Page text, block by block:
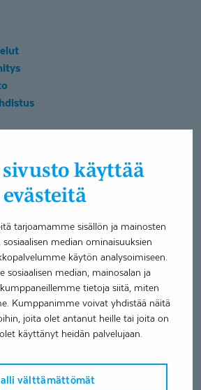
käyttää
evästeitä
tarjoamamme sisällön ja mainosten
sosiaalisen median ominaisuuksien
käytön analysoimiseen.
sosiaalisen median, mainosalan ja
tietoja siitä, miten
Kumppanimme voivat yhdistää näitä
joita olet antanut heille tai joita on
käyttänyt heidän palvelujaan.
välttämättömät
Helsingin
vuonna 2003. Siitä lähtien olen
työssä. Työhöni kuuluu
sooda- eli jauhepuhdistukset,
esteettinen hammashoito.
sisältyy hampaiden
hoidot, värjäytymien poistot ja
Osallistun myös
ovat mm. oikomishoitoon